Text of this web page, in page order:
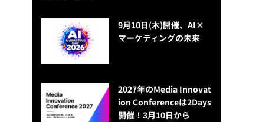
9月10日(木)開催、AI×
マーケティングの未来
2027年のMedia Innovat
ion Conferenceは2Days
開催！3月10日から